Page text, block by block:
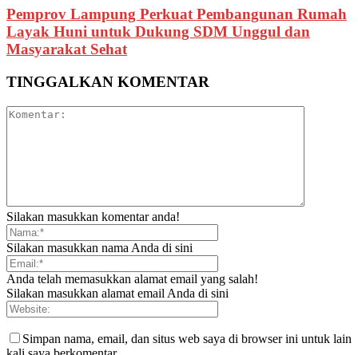
Pemprov Lampung Perkuat Pembangunan Rumah
Layak Huni untuk Dukung SDM Unggul dan
Masyarakat Sehat
TINGGALKAN KOMENTAR
Silakan masukkan komentar anda!
Silakan masukkan nama Anda di sini
Anda telah memasukkan alamat email yang salah!
Silakan masukkan alamat email Anda di sini
Simpan nama, email, dan situs web saya di browser ini untuk lain